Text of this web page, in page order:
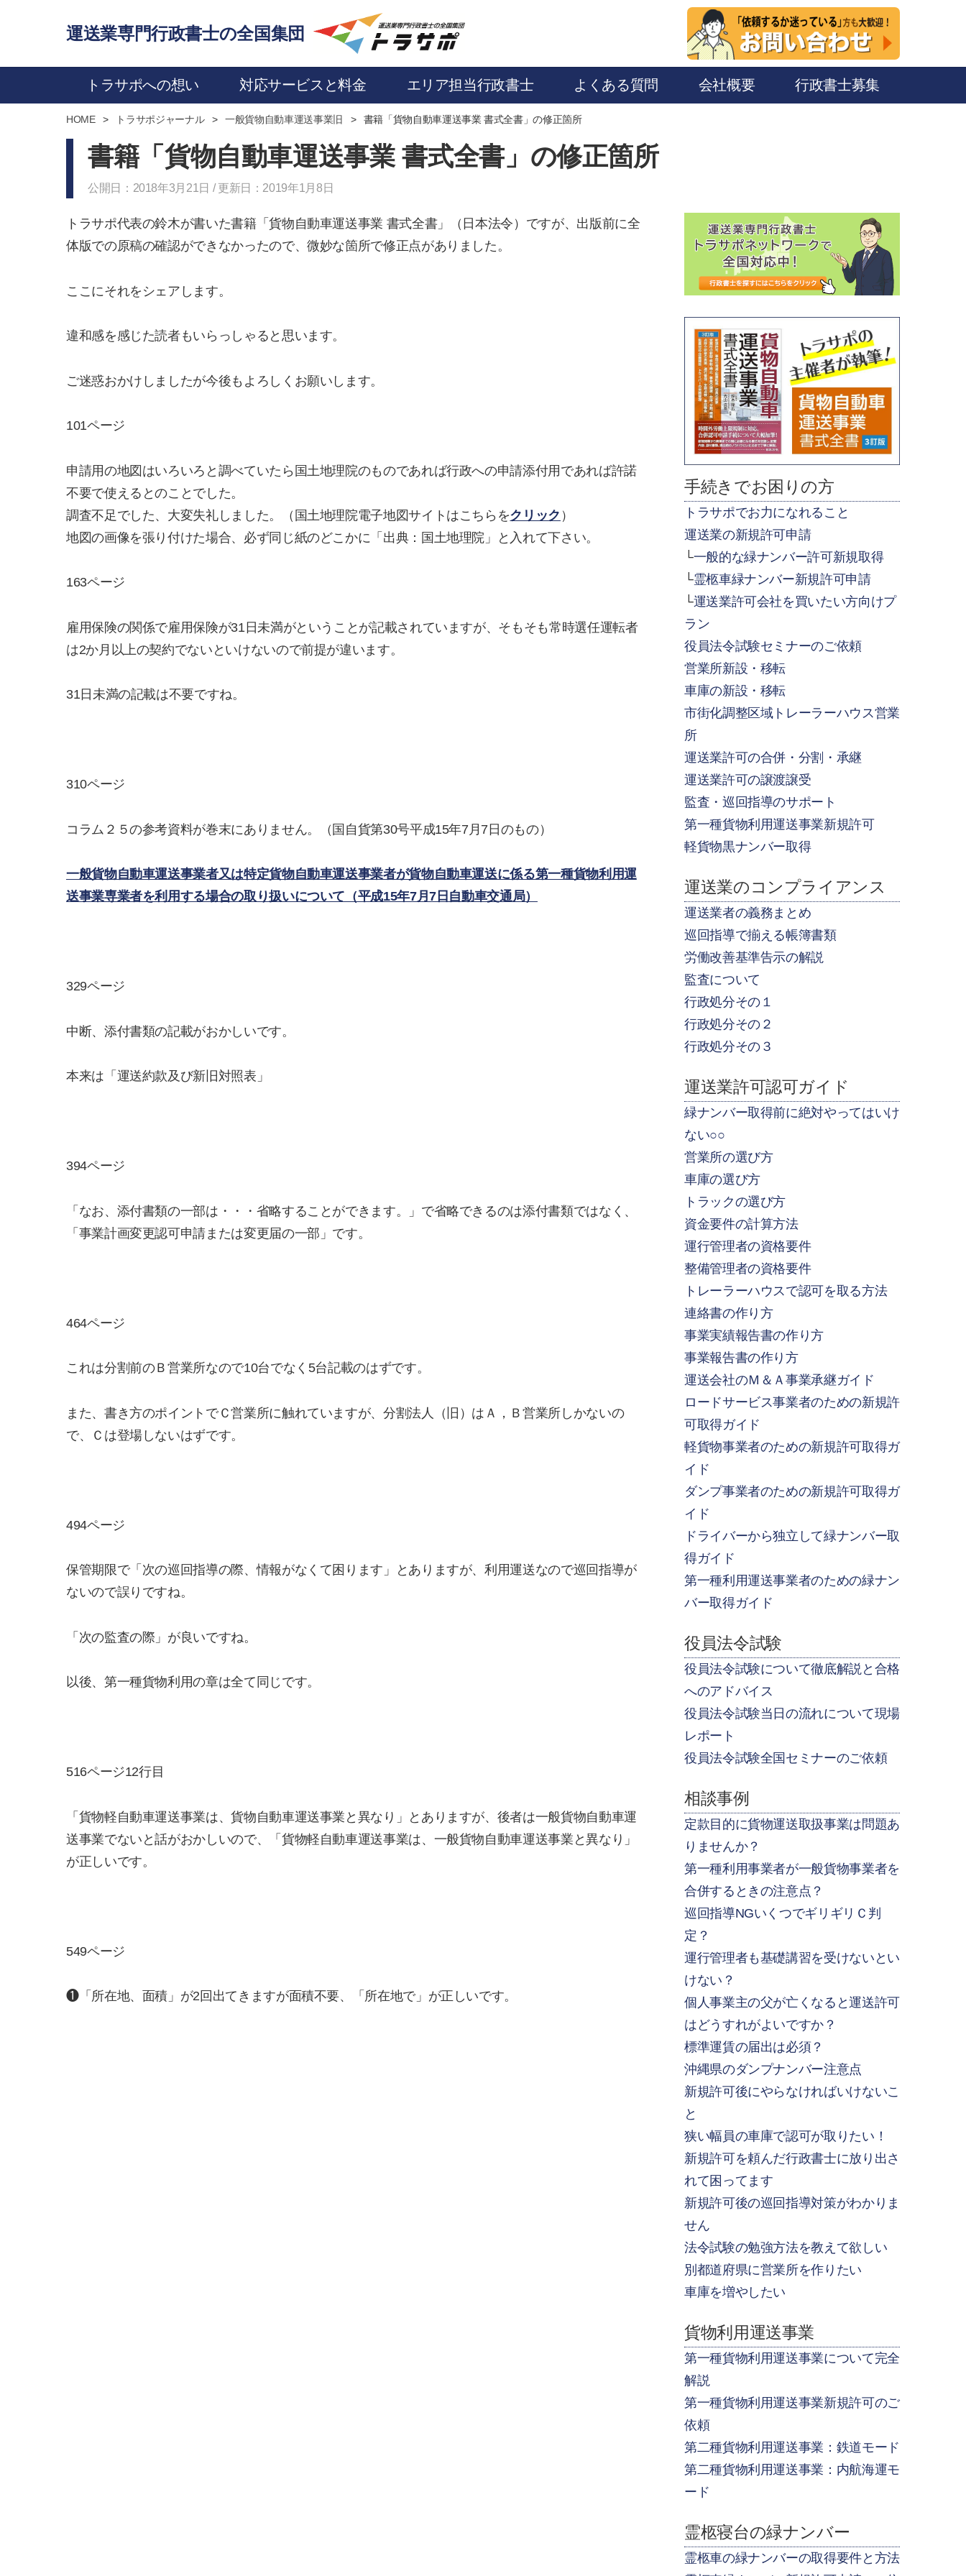
運送業専門行政書士の全国集団
トラサポへの想い 対応サービスと料金 エリア担当行政書士 よくある質問 会社概要 行政書士募集
HOME トラサポジャーナル 一般貨物自動車運送事業旧 書籍「貨物自動車運送事業 書式全書」の修正箇所
書籍「貨物自動車運送事業 書式全書」の修正箇所
公開日：2018年3月21日 / 更新日：2019年1月8日
トラサポ代表の鈴木が書いた書籍「貨物自動車運送事業 書式全書」（日本法令）ですが、出版前に全
体版での原稿の確認ができなかったので、微妙な箇所で修正点がありました。
ここにそれをシェアします。
違和感を感じた読者もいらっしゃると思います。
ご迷惑おかけしましたが今後もよろしくお願いします。
101ページ
申請用の地図はいろいろと調べていたら国土地理院のものであれば行政への申請添付用であれば許諾
不要で使えるとのことでした。
調査不足でした、大変失礼しました。（国土地理院電子地図サイトはこちらをクリック ）
地図の画像を張り付けた場合、必ず同じ紙のどこかに「出典：国土地理院」と入れて下さい。
163ページ
雇用保険の関係で雇用保険が31日未満がということが記載されていますが、そもそも常時選任運転者
は2か月以上の契約でないといけないので前提が違います。
31日未満の記載は不要ですね。
310ページ
コラム２５の参考資料が巻末にありません。（国自貨第30号平成15年7月7日のもの）
一般貨物自動車運送事業者又は特定貨物自動車運送事業者が貨物自動車運送に係る第一種貨物利用運
送事業専業者を利用する場合の取り扱いについて（平成15年7月7日自動車交通局）
329ページ
中断、添付書類の記載がおかしいです。
本来は「運送約款及び新旧対照表」
394ページ
「なお、添付書類の一部は・・・省略することができます。」で省略できるのは添付書類ではなく、
「事業計画変更認可申請または変更届の一部」です。
464ページ
これは分割前のＢ営業所なので10台でなく5台記載のはずです。
また、書き方のポイントでＣ営業所に触れていますが、分割法人（旧）はＡ，Ｂ営業所しかないの
で、Ｃは登場しないはずです。
494ページ
保管期限で「次の巡回指導の際、情報がなくて困ります」とありますが、利用運送なので巡回指導が
ないので誤りですね。
「次の監査の際」が良いですね。
以後、第一種貨物利用の章は全て同じです。
516ページ12行目
「貨物軽自動車運送事業は、貨物自動車運送事業と異なり」とありますが、後者は一般貨物自動車運
送事業でないと話がおかしいので、「貨物軽自動車運送事業は、一般貨物自動車運送事業と異なり」
が正しいです。
549ページ
❶「所在地、面積」が2回出てきますが面積不要、「所在地で」が正しいです。
手続きでお困りの方
トラサポでお力になれること
運送業の新規許可申請
一般的な緑ナンバー許可新規取得
霊柩車緑ナンバー新規許可申請
運送業許可会社を買いたい方向けプ
ラン
役員法令試験セミナーのご依頼
営業所新設・移転
車庫の新設・移転
市街化調整区域トレーラーハウス営業
所
運送業許可の合併・分割・承継
運送業許可の譲渡譲受
監査・巡回指導のサポート
第一種貨物利用運送事業新規許可
軽貨物黒ナンバー取得
運送業のコンプライアンス
運送業者の義務まとめ
巡回指導で揃える帳簿書類
労働改善基準告示の解説
監査について
行政処分その１
行政処分その２
行政処分その３
運送業許可認可ガイド
緑ナンバー取得前に絶対やってはいけ
ない○○
営業所の選び方
車庫の選び方
トラックの選び方
資金要件の計算方法
運行管理者の資格要件
整備管理者の資格要件
トレーラーハウスで認可を取る方法
連絡書の作り方
事業実績報告書の作り方
事業報告書の作り方
運送会社のＭ＆Ａ事業承継ガイド
ロードサービス事業者のための新規許
可取得ガイド
軽貨物事業者のための新規許可取得ガ
イド
ダンプ事業者のための新規許可取得ガ
イド
ドライバーから独立して緑ナンバー取
得ガイド
第一種利用運送事業者のための緑ナン
バー取得ガイド
役員法令試験
役員法令試験について徹底解説と合格
へのアドバイス
役員法令試験当日の流れについて現場
レポート
役員法令試験全国セミナーのご依頼
相談事例
定款目的に貨物運送取扱事業は問題あ
りませんか？
第一種利用事業者が一般貨物事業者を
合併するときの注意点？
巡回指導NGいくつでギリギリＣ判
定？
運行管理者も基礎講習を受けないとい
けない？
個人事業主の父が亡くなると運送許可
はどうすれがよいですか？
標準運賃の届出は必須？
沖縄県のダンプナンバー注意点
新規許可後にやらなければいけないこ
と
狭い幅員の車庫で認可が取りたい！
新規許可を頼んだ行政書士に放り出さ
れて困ってます
新規許可後の巡回指導対策がわかりま
せん
法令試験の勉強方法を教えて欲しい
別都道府県に営業所を作りたい
車庫を増やしたい
貨物利用運送事業
第一種貨物利用運送事業について完全
解説
第一種貨物利用運送事業新規許可のご
依頼
第二種貨物利用運送事業：鉄道モード
第二種貨物利用運送事業：内航海運モ
ード
霊柩寝台の緑ナンバー
霊柩車の緑ナンバーの取得要件と方法